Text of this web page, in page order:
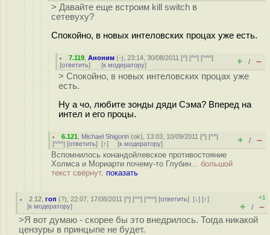
> Давайте еще встроим kill switch в
сетевуху?
Спокойно, в новых интеловских процах уже есть.
7.119 ,Аноним (-), 23:14, 30/08/2011 [^] [^^] [^^^]
[ответить] [к модератору] + / –
> Спокойно, в новых интеловских процах уже
есть.
Ну а чо, любите зонды дяди Сэма? Вперед на
интел и его процы.
6.121 Michael Shigorin (ok), 13:03, 10/09/2011 [^] [^^]
[^^^] [ответить] [↑] [к модератору] + / –
Вспомнилось конандойлевское противостояние
Холмса и Мориарти почему-то Глубин... большой
текст свёрнут, показать
2.12 ,гоп (?), 22:07, 17/08/2011 [^] [^^] [^^^] [ответить][↓] [↑]
[к модератору]
+1
+ / –
>Я вот думаю - скорее бы это внедрилось. Тогда никакой
цензуры в принцыпе не будет.